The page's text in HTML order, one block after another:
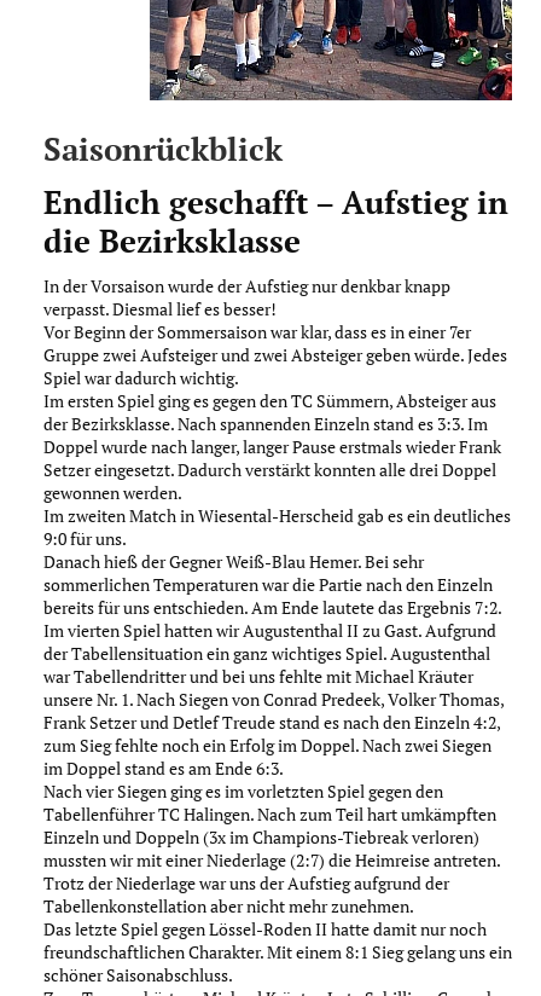
Saisonrückblick
Endlich geschafft – Aufstieg in
die Bezirksklasse
In der Vorsaison wurde der Aufstieg nur denkbar knapp
verpasst. Diesmal lief es besser!
Vor Beginn der Sommersaison war klar, dass es in einer 7er
Gruppe zwei Aufsteiger und zwei Absteiger geben würde. Jedes
Spiel war dadurch wichtig.
Im ersten Spiel ging es gegen den TC Sümmern, Absteiger aus
der Bezirksklasse. Nach spannenden Einzeln stand es 3:3. Im
Doppel wurde nach langer, langer Pause erstmals wieder Frank
Setzer eingesetzt. Dadurch verstärkt konnten alle drei Doppel
gewonnen werden.
Im zweiten Match in Wiesental-Herscheid gab es ein deutliches
9:0 für uns.
Danach hieß der Gegner Weiß-Blau Hemer. Bei sehr
sommerlichen Temperaturen war die Partie nach den Einzeln
bereits für uns entschieden. Am Ende lautete das Ergebnis 7:2.
Im vierten Spiel hatten wir Augustenthal II zu Gast. Aufgrund
der Tabellensituation ein ganz wichtiges Spiel. Augustenthal
war Tabellendritter und bei uns fehlte mit Michael Kräuter
unsere Nr. 1. Nach Siegen von Conrad Predeek, Volker Thomas,
Frank Setzer und Detlef Treude stand es nach den Einzeln 4:2,
zum Sieg fehlte noch ein Erfolg im Doppel. Nach zwei Siegen
im Doppel stand es am Ende 6:3.
Nach vier Siegen ging es im vorletzten Spiel gegen den
Tabellenführer TC Halingen. Nach zum Teil hart umkämpften
Einzeln und Doppeln (3x im Champions-Tiebreak verloren)
mussten wir mit einer Niederlage (2:7) die Heimreise antreten.
Trotz der Niederlage war uns der Aufstieg aufgrund der
Tabellenkonstellation aber nicht mehr zunehmen.
Das letzte Spiel gegen Lössel-Roden II hatte damit nur noch
freundschaftlichen Charakter. Mit einem 8:1 Sieg gelang uns ein
schöner Saisonabschluss.